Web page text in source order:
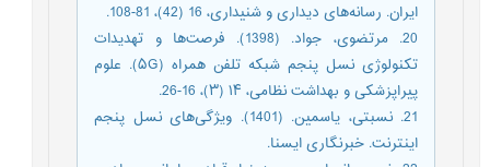
ایران. رسانه‌های دیداری و شنیداری، 16 (42)، 81-108.
20. مرتضوی، جواد. (1398). فرصت‌ها و تهدیدات
تکنولوژی نسل پنجم شبکه تلفن همراه (۵G). علوم
پیراپزشکی و بهداشت نظامی، ۱۴ (۳)، 16-26.
21. نسبتی، یاسمین. (1401). ویژگی‌های نسل پنجم
اینترنت. خبرنگاری ایسنا.